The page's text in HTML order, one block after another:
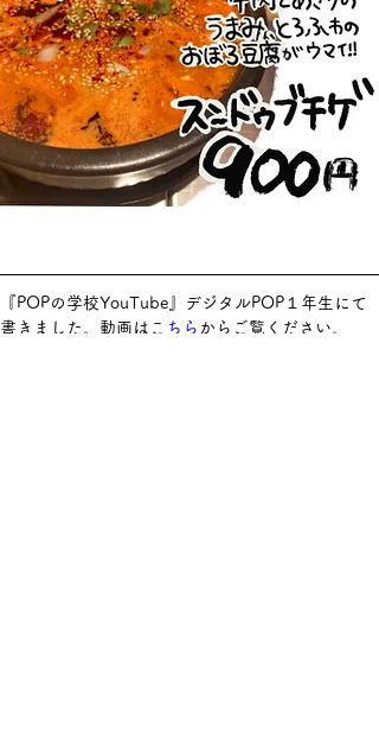
『POPの学校YouTube 』デジタルPOP １年生にて
書きました。動画は こちら からご覧ください。